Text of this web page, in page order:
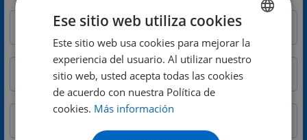
CP
Teléfono
ENGLISH
DUTCH
GERMAN
SPANISH
Ese sitio web utiliza cookies
Este sitio web usa cookies para mejorar la
experiencia del usuario. Al utilizar nuestro
sitio web, usted acepta todas las cookies
de acuerdo con nuestra Política de
cookies. Más información